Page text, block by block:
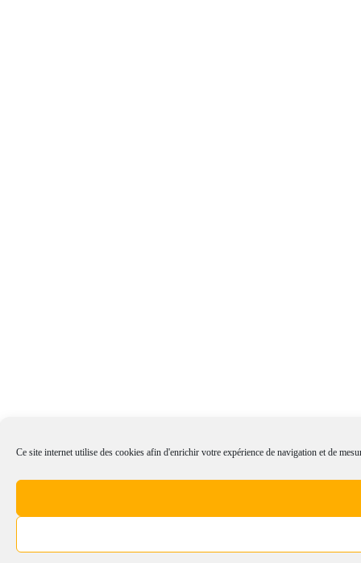
Ce site internet utilise des cookies afin d'enrichir votre expérience de navigation et de